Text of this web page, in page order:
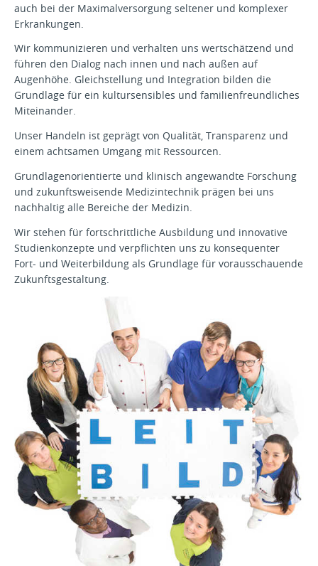
auch bei der Maximalversorgung seltener und komplexer
Erkrankungen.
Wir kommunizieren und verhalten uns wertschätzend und
führen den Dialog nach innen und nach außen auf
Augenhöhe. Gleichstellung und Integration bilden die
Grundlage für ein kultursensibles und familienfreundliches
Miteinander.
Unser Handeln ist geprägt von Qualität, Transparenz und
einem achtsamen Umgang mit Ressourcen.
Grundlagenorientierte und klinisch angewandte Forschung
und zukunftsweisende Medizintechnik prägen bei uns
nachhaltig alle Bereiche der Medizin.
Wir stehen für fortschrittliche Ausbildung und innovative
Studienkonzepte und verpflichten uns zu konsequenter
Fort- und Weiterbildung als Grundlage für vorausschauende
Zukunftsgestaltung.